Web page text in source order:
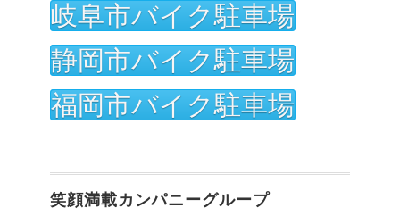
岐阜市バイク駐車場
静岡市バイク駐車場
福岡市バイク駐車場
笑顔満載カンパニーグループ